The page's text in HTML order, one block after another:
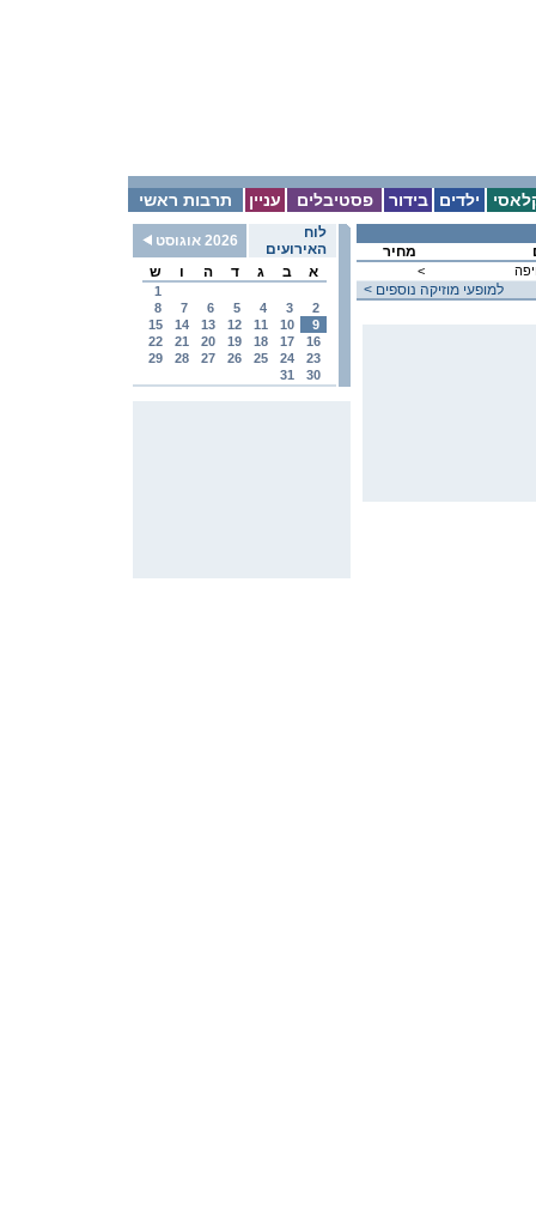
תרבות ראשי עניין פסטיבלים בידור ילדים
לוח
האירועים
2026 אוגוסט
א
ב ג ד ה ו ש
1
2
3
4
5
6
7
8
9
10
11
12
13
14
15
16
17
18
19
20
21
22
23
24
25
26
27
28
29
30
31
מחיר
<
< למופעי מוזיקה נוספים